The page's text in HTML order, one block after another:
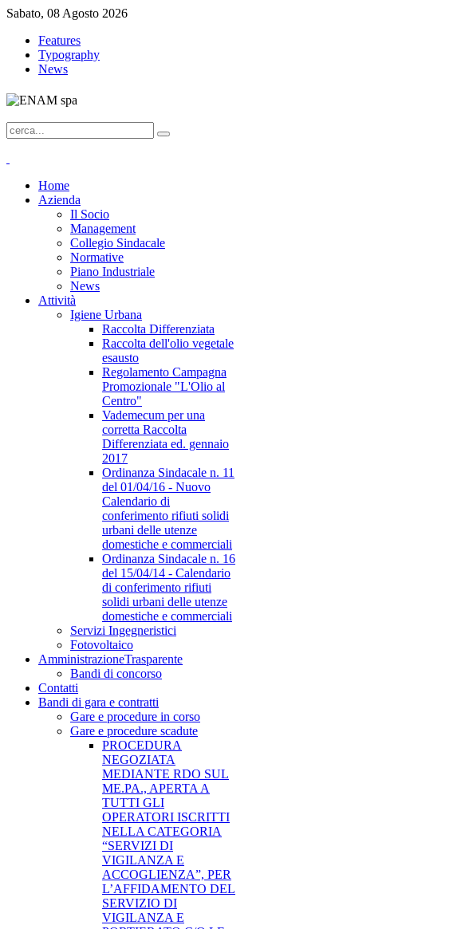
Sabato, 08 Agosto 2026
Features
Typography
News
Home
Azienda
Il Socio
Management
Collegio Sindacale
Normative
Piano Industriale
News
Attività
Igiene Urbana
Raccolta Differenziata
Raccolta dell'olio vegetale
esausto
Regolamento Campagna
Promozionale "L'Olio al
Centro"
Vademecum per una
corretta Raccolta
Differenziata ed. gennaio
2017
Ordinanza Sindacale n. 11
del 01/04/16 - Nuovo
Calendario di
conferimento rifiuti solidi
urbani delle utenze
domestiche e commerciali
Ordinanza Sindacale n. 16
del 15/04/14 - Calendario
di conferimento rifiuti
solidi urbani delle utenze
domestiche e commerciali
Servizi Ingegneristici
Fotovoltaico
AmministrazioneTrasparente
Bandi di concorso
Contatti
Bandi di gara e contratti
Gare e procedure in corso
Gare e procedure scadute
PROCEDURA
NEGOZIATA
MEDIANTE RDO SUL
ME.PA., APERTA A
TUTTI GLI
OPERATORI ISCRITTI
NELLA CATEGORIA
“SERVIZI DI
VIGILANZA E
ACCOGLIENZA”, PER
L’AFFIDAMENTO DEL
SERVIZIO DI
VIGILANZA E